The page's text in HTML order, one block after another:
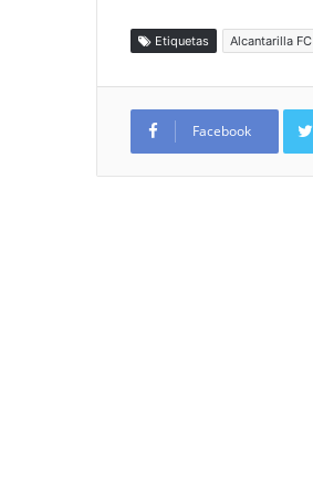
Etiquetas Alcantarilla FC
Facebook